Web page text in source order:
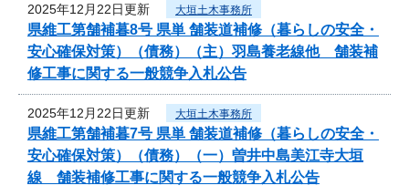
2025年12月22日更新 大垣土木事務所
県維工第舗補暮8号 県単 舗装道補修（暮らしの安全・
安心確保対策）（債務）（主）羽島養老線他 舗装補
修工事に関する一般競争入札公告
2025年12月22日更新 大垣土木事務所
県維工第舗補暮7号 県単 舗装道補修（暮らしの安全・
安心確保対策）（債務）（一）曽井中島美江寺大垣
線 舗装補修工事に関する一般競争入札公告